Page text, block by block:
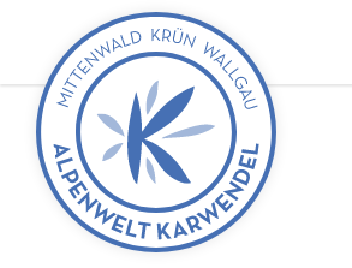
zurück
zur
Startseite